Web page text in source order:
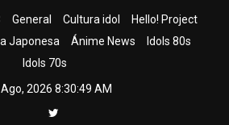
General Cultura idol
Hello! Project
Japonesa Ánime News
Idols 80s
Idols 70s
2026 8:30:50 AM